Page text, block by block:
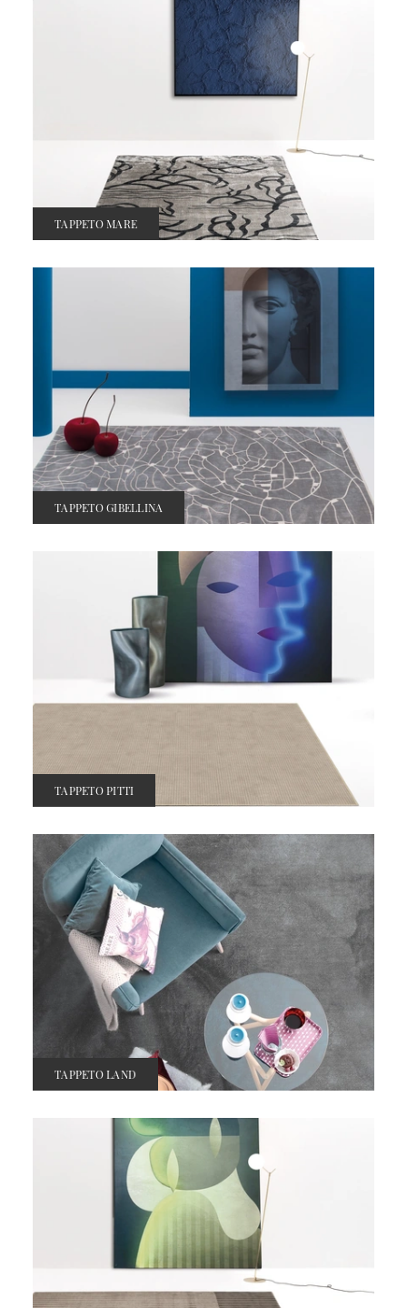
TAPPETO MARE
TAPPETO GIBELLINA
TAPPETO PITTI
TAPPETO LAND